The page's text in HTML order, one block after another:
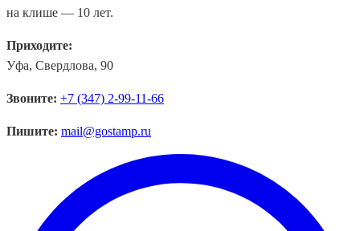
на клише — 10 лет.
Приходите:
Уфа, Свердлова, 90
Звоните: +7 (347) 2-99-11-66
Пишите: mail@gostamp.ru